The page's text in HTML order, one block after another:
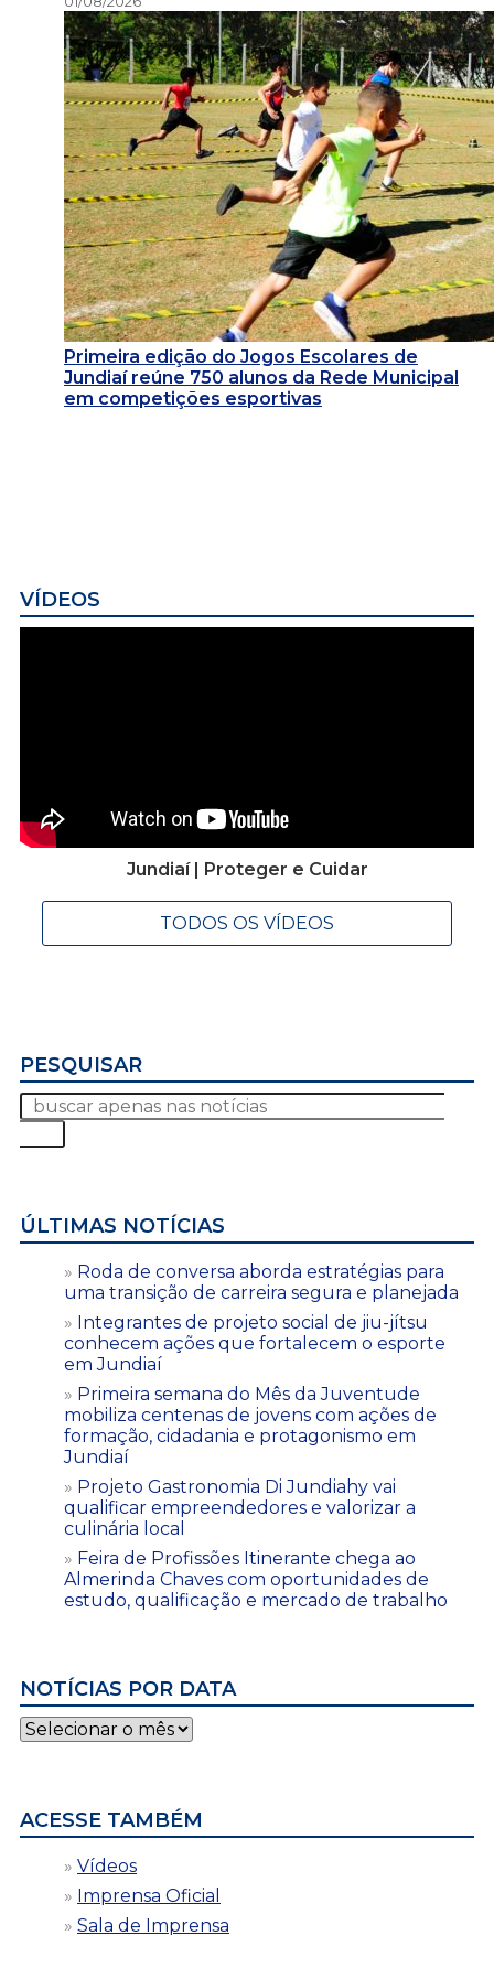
Primeira edição do Jogos Escolares de
Jundiaí reúne 750 alunos da Rede Municipal
em competições esportivas
VÍDEOS
Jundiaí | Proteger e Cuidar
TODOS OS VÍDEOS
PESQUISAR
ÚLTIMAS NOTÍCIAS
Roda de conversa aborda estratégias para
uma transição de carreira segura e planejada
Integrantes de projeto social de jiu-jítsu
conhecem ações que fortalecem o esporte
em Jundiaí
Primeira semana do Mês da Juventude
mobiliza centenas de jovens com ações de
formação, cidadania e protagonismo em
Jundiaí
Projeto Gastronomia Di Jundiahy vai
qualificar empreendedores e valorizar a
culinária local
Feira de Profissões Itinerante chega ao
Almerinda Chaves com oportunidades de
estudo, qualificação e mercado de trabalho
NOTÍCIAS POR DATA
Notícias
por
ACESSE TAMBÉM
Vídeos
Imprensa Oficial
Sala de Imprensa